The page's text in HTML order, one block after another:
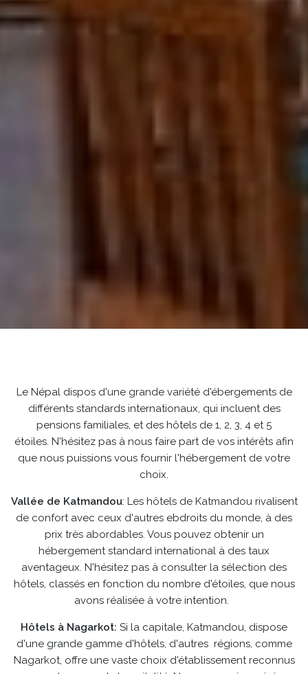
Le Népal dispos d'une grande variété d'ébergements de
différents standards internationaux, qui incluent des
pensions familiales, et des hôtels de 1, 2, 3, 4 et 5
étoiles. N'hésitez pas à nous faire part de vos intérêts afin
que nous puissions vous fournir l'hébergement de votre
choix.
Vallée de Katmandou: Les hôtels de Katmandou rivalisent
de confort avec ceux d'autres ebdroits du monde, à des
prix très abordables. Vous pouvez obtenir un
hébergement standard international à des taux
aventageux. N'hésitez pas à consulter la sélection des
hôtels, classés en fonction du nombre d'étoiles, que nous
avons réalisée à votre intention.
Hôtels à Nagarkot: Si la capitale, Katmandou, dispose
d'une grande gamme d'hôtels, d'autres régions, comme
Nagarkot, offre une vaste choix d'établissement reconnus